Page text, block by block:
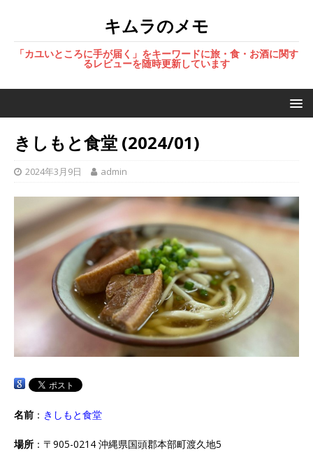
キムラのメモ
「カユいところに手が届く」をキーワードに旅・食・お酒に関す
るレビューを随時更新しています
きしもと食堂 (2024/01)
2024年3月9日 admin
名前 ： きしもと食堂
場所 ：〒905-0214 沖縄県国頭郡本部町渡久地5